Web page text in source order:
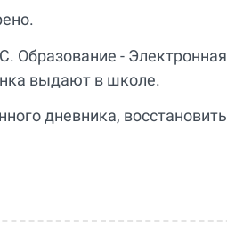
Образование - Электронная
выдают в школе.
дневника, восстановить